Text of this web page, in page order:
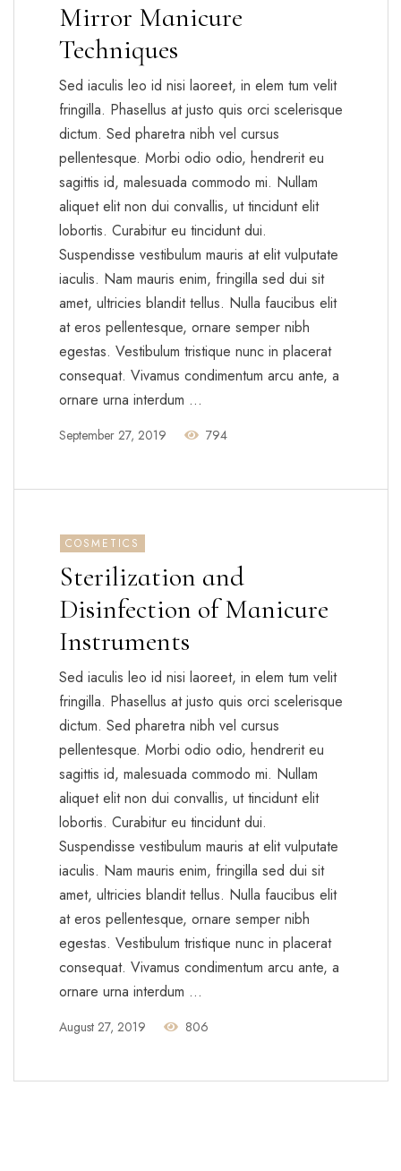
Mirror Manicure
Techniques
Sed iaculis leo id nisi laoreet, in elem tum velit
fringilla. Phasellus at justo quis orci scelerisque
dictum. Sed pharetra nibh vel cursus
pellentesque. Morbi odio odio, hendrerit eu
sagittis id, malesuada commodo mi. Nullam
aliquet elit non dui convallis, ut tincidunt elit
lobortis. Curabitur eu tincidunt dui.
Suspendisse vestibulum mauris at elit vulputate
iaculis. Nam mauris enim, fringilla sed dui sit
amet, ultricies blandit tellus. Nulla faucibus elit
at eros pellentesque, ornare semper nibh
egestas. Vestibulum tristique nunc in placerat
consequat. Vivamus condimentum arcu ante, a
ornare urna interdum …
September 27, 2019 794
COSMETICS
Sterilization and
Disinfection of Manicure
Instruments
Sed iaculis leo id nisi laoreet, in elem tum velit
fringilla. Phasellus at justo quis orci scelerisque
dictum. Sed pharetra nibh vel cursus
pellentesque. Morbi odio odio, hendrerit eu
sagittis id, malesuada commodo mi. Nullam
aliquet elit non dui convallis, ut tincidunt elit
lobortis. Curabitur eu tincidunt dui.
Suspendisse vestibulum mauris at elit vulputate
iaculis. Nam mauris enim, fringilla sed dui sit
amet, ultricies blandit tellus. Nulla faucibus elit
at eros pellentesque, ornare semper nibh
egestas. Vestibulum tristique nunc in placerat
consequat. Vivamus condimentum arcu ante, a
ornare urna interdum …
August 27, 2019 806